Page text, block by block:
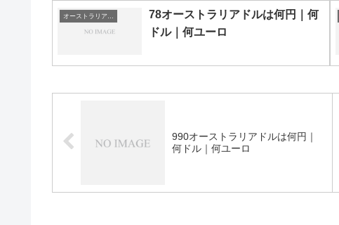
78オーストラリアドルは何円｜何
ドル｜何ユーロ
990オーストラリアドルは何円｜
何ドル｜何ユーロ